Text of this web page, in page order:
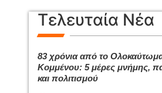
Τελευταία Νέα
83 χρόνια από το
Κομμένου: 5 μέρες μνήμης,
και πολιτισμού